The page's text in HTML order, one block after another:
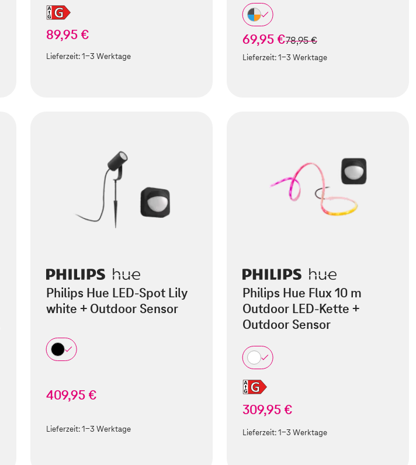
89,95 €
Lieferzeit:1-3 Werktage
69,95 €statt
78,95 €
Lieferzeit:1-3 Werktage
Philips Hue LED-Spot Lily
white + Outdoor Sensor
409,95 €
Lieferzeit:1-3 Werktage
Philips Hue Flux 10 m
Outdoor LED-Kette +
Outdoor Sensor
309,95 €
Lieferzeit:1-3 Werktage